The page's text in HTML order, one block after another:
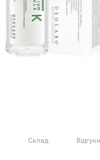
Склад Відгуки